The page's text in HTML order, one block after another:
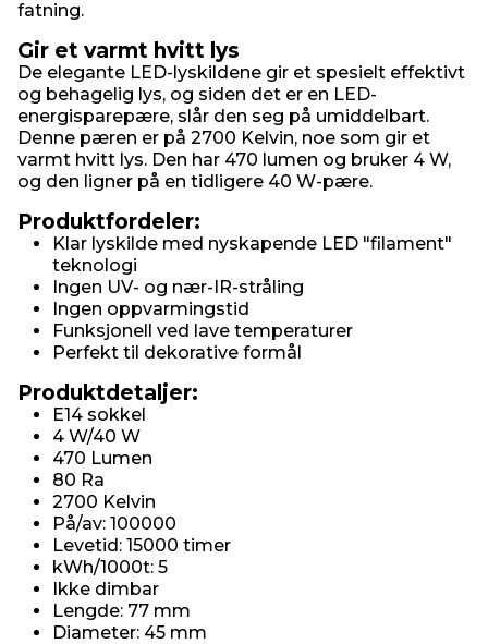
fatning.
Gir et varmt hvitt lys
De elegante LED-lyskildene gir et spesielt effektivt
og behagelig lys, og siden det er en LED-
energisparepære, slår den seg på umiddelbart.
Denne pæren er på 2700 Kelvin, noe som gir et
varmt hvitt lys. Den har 470 lumen og bruker 4 W,
og den ligner på en tidligere 40 W-pære.
Produktfordeler:
Klar lyskilde med nyskapende LED "filament"
teknologi
Ingen UV- og nær-IR-stråling
Ingen oppvarmingstid
Funksjonell ved lave temperaturer
Perfekt til dekorative formål
Produktdetaljer:
E14 sokkel
4 W/40 W
470 Lumen
80 Ra
2700 Kelvin
På/av: 100000
Levetid: 15000 timer
kWh/1000t: 5
Ikke dimbar
Lengde: 77 mm
Diameter: 45 mm